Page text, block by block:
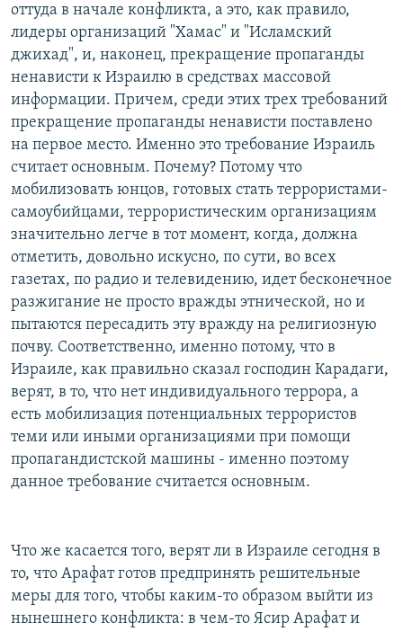
оттуда в начале конфликта, а это, как правило,
лидеры организаций "Хамас" и "Исламский
джихад", и, наконец, прекращение пропаганды
ненависти к Израилю в средствах массовой
информации. Причем, среди этих трех требований
прекращение пропаганды ненависти поставлено
на первое место. Именно это требование Израиль
считает основным. Почему? Потому что
мобилизовать юнцов, готовых стать террористами-
самоубийцами, террористическим организациям
значительно легче в тот момент, когда, должна
отметить, довольно искусно, по сути, во всех
газетах, по радио и телевидению, идет бесконечное
разжигание не просто вражды этнической, но и
пытаются пересадить эту вражду на религиозную
почву. Соответственно, именно потому, что в
Израиле, как правильно сказал господин Карадаги,
верят, в то, что нет индивидуального террора, а
есть мобилизация потенциальных террористов
теми или иными организациями при помощи
пропагандистской машины - именно поэтому
данное требование считается основным.
Что же касается того, верят ли в Израиле сегодня в
то, что Арафат готов предпринять решительные
меры для того, чтобы каким-то образом выйти из
нынешнего конфликта: в чем-то Ясир Арафат и